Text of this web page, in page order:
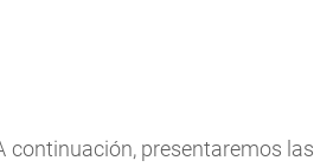
continuación, presentaremos las